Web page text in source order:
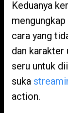
Keduanya
cara yang
dan karakter
seru untuk
suka
action.